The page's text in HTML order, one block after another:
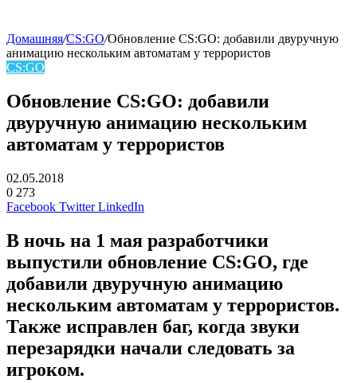
Домашняя/CS:GO/Обновление CS:GO: добавили двуручную
анимацию нескольким автоматам у террористов
CS:GO
Обновление CS:GO: добавили
двуручную анимацию нескольким
автоматам у террористов
02.05.2018
0 273
Facebook Twitter LinkedIn
В ночь на 1 мая разработчики
выпустили обновление CS:GO, где
добавили двуручную анимацию
нескольким автоматам у террористов.
Также исправлен баг, когда звуки
перезарядки начали следовать за
игроком.